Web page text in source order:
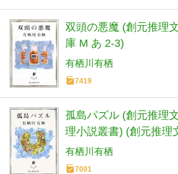
双頭の悪魔 (創元推理
庫 M あ 2-3)
有栖川有栖
7419
孤島パズル (創元推理
理小説叢書) (創元推理
有栖川有栖
7001